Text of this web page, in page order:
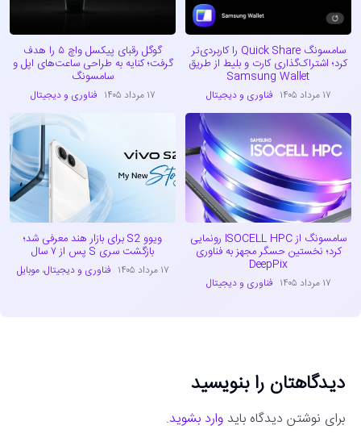
سامسونگ Quick Share را کاربردی‌تر
کرد؛ اشتراک‌گذاری کارت و بلیط از طریق
Samsung Wallet
۱۷ مرداد ۱۴۰۵ فناوری و دیجیتال
گوگل رقبای پیکسل واچ ۵ را هدف
گرفت؛ کنایه به طراحی ساعت‌های اپل و
سامسونگ
۱۷ مرداد ۱۴۰۵ فناوری و دیجیتال
سامسونگ از ISOCELL HPC رونمایی
کرد؛ نخستین حسگر مجهز به فناوری
DeepPix
۱۷ مرداد ۱۴۰۵ فناوری و دیجیتال
ویوو S2 برای بازار هند معرفی شد؛
بازگشت سری S پس از ۷ سال
۱۷ مرداد ۱۴۰۵ فناوری و دیجیتال،موبایل
دیدگاهتان را بنویسید
برای نوشتن دیدگاه باید وارد بشوید.